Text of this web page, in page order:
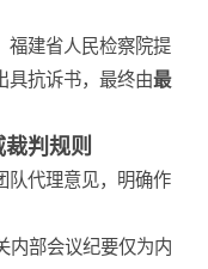
福建省人民检察院提
具抗诉书，最终由最
判规则
队代理意见，明确作
内部会议纪要仅为内